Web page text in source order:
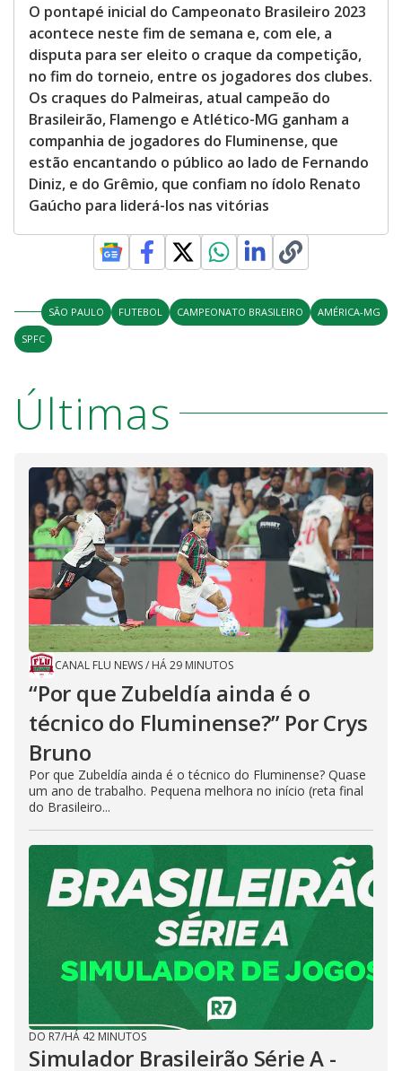
O pontapé inicial do Campeonato Brasileiro 2023
acontece neste fim de semana e, com ele, a
disputa para ser eleito o craque da competição,
no fim do torneio, entre os jogadores dos clubes.
Os craques do Palmeiras, atual campeão do
Brasileirão, Flamengo e Atlético-MG ganham a
companhia de jogadores do Fluminense, que
estão encantando o público ao lado de Fernando
Diniz, e do Grêmio, que confiam no ídolo Renato
Gaúcho para liderá-los nas vitórias
SÃO PAULO FUTEBOL CAMPEONATO BRASILEIRO
AMÉRICA-MG
SPFC
Últimas
CANAL FLU NEWS/ HÁ 29 MINUTOS
“Por que Zubeldía ainda é o
técnico do Fluminense?” Por Crys
Bruno
Por que Zubeldía ainda é o técnico do Fluminense? Quase
um ano de trabalho. Pequena melhora no início (reta final
do Brasileiro...
DO R7/HÁ 42 MINUTOS
Simulador Brasileirão Série A -